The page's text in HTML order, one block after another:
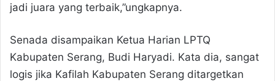
jadi juara yang terbaik,”ungkapnya.
Senada disampaikan Ketua Harian LPTQ
Kabupaten Serang, Budi Haryadi. Kata dia, sangat
logis jika Kafilah Kabupaten Serang ditargetkan